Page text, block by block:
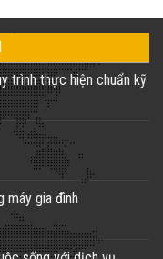
trình thực hiện chuẩn kỹ
máy gia đình